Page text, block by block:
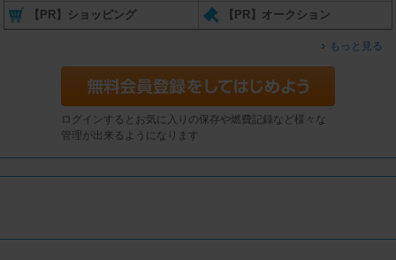
【PR】ショッピング 【PR】オークション
もっと見る
ログインするとお気に入りの保存や燃費記録など様々な
管理が出来るようになります